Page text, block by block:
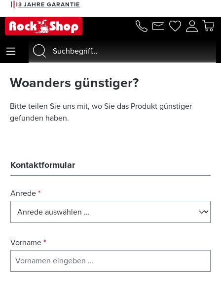
springen
3 JAHRE GARANTIE
Woanders günstiger?
Bitte teilen Sie uns mit, wo Sie das Produkt günstiger
gefunden haben.
Kontaktformular
Anrede*
Vorname*